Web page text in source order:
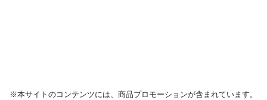
※本サイトのコンテンツには、商品プロモーションが含まれています。